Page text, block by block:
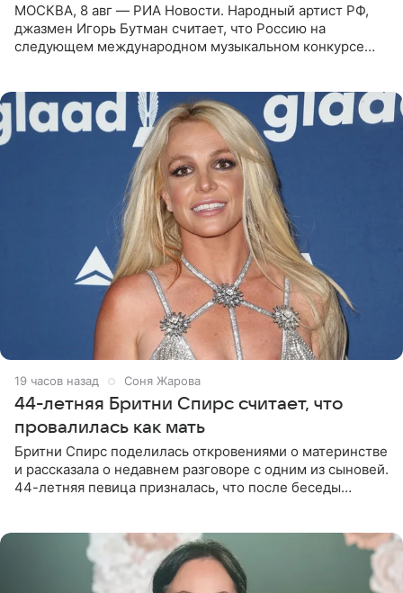
МОСКВА, 8 авг — РИА Новости. Народный артист РФ,
джазмен Игорь Бутман считает, что Россию на
следующем международном музыкальном конкурсе
19 часов назад Соня Жарова
44-летняя Бритни Спирс считает, что
провалилась как мать
Бритни Спирс поделилась откровениями о материнстве
и рассказала о недавнем разговоре с одним из сыновей.
44-летняя певица призналась, что после беседы